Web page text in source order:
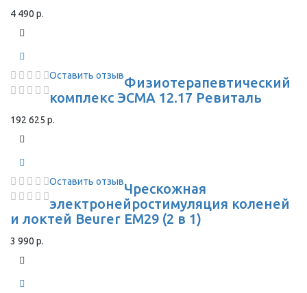
4 490 р.
Оставить отзывФизиотерапевтический
комплекс ЭСМА 12.17 Ревиталь
192 625 р.
Оставить отзывЧрескожная
электронейростимуляция коленей
и локтей Beurer EM29 (2 в 1)
3 990 р.